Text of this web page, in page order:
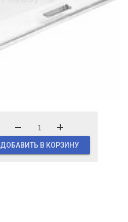
ДОБАВИТЬ В КОРЗИНУ